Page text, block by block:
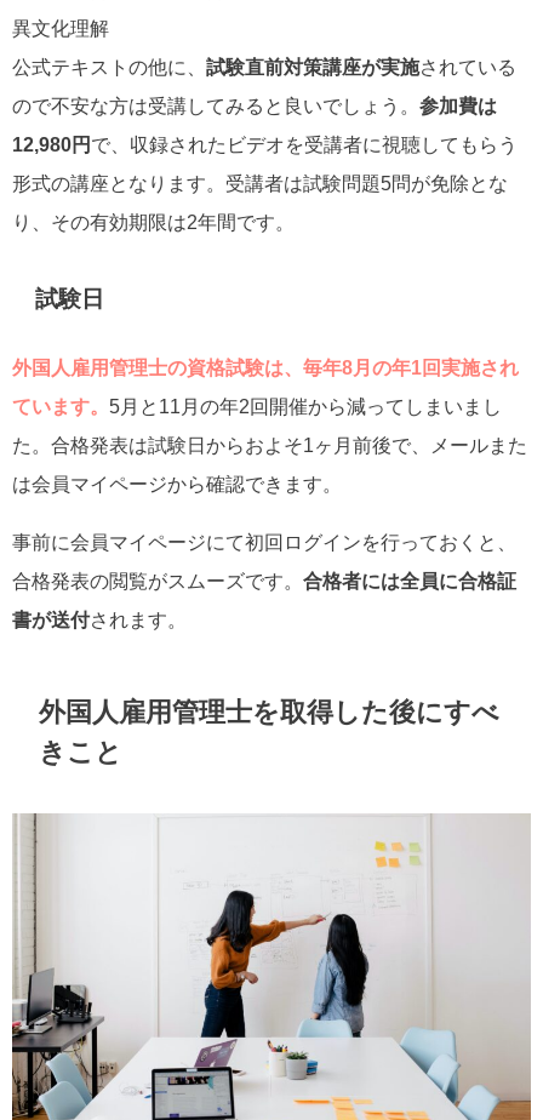
異文化理解
公式テキストの他に、 試験直前対策講座が実施されている
ので不安な方は受講してみると良いでしょう。 参加費は
12,980円 で、収録されたビデオを受講者に視聴してもらう
形式の講座となります。受講者は試験問題5問が免除とな
り、その有効期限は2年間です。
試験日
外国人雇用管理士の資格試験は、毎年8月の年1回実施され
ています。 5月と11月の年2回開催から減ってしまいまし
た。合格発表は試験日からおよそ1ヶ月前後で、メールまた
は会員マイページから確認できます。
事前に会員マイページにて初回ログインを行っておくと、
合格発表の閲覧がスムーズです。 合格者には全員に合格証
書が送付されます。
外国人雇用管理士を取得した後にすべ
きこと